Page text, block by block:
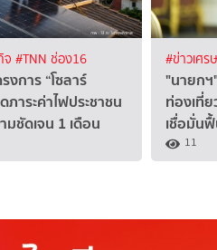
จ #TNN ช่อง16
งการ “โซลาร์
าระค่าไฟประชาชน
มชัดเจน 1 เดือน
#ข่าวเศร
"นายกฯ
ท่องเที่
เชื่อมั่น
11